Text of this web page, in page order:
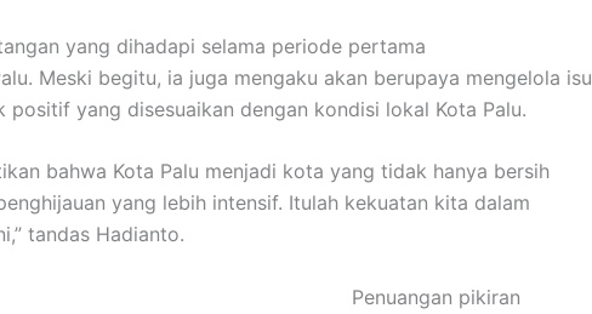
yang dihadapi selama periode pertama
Meski begitu, ia juga mengaku akan berupaya mengelola isu
yang disesuaikan dengan kondisi lokal Kota Palu.
bahwa Kota Palu menjadi kota yang tidak hanya bersih
yang lebih intensif. Itulah kekuatan kita dalam
tandas Hadianto.
Penuangan pikiran